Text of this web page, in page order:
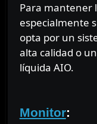
Para mantener
especialmente
opta por un
alta calidad o
líquida AIO.
Monitor: